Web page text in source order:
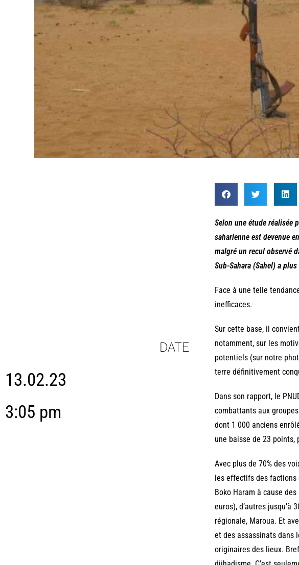
DATE
13.02.23
3:05 pm
Selon une étude réalisée
saharienne est devenue
malgré un recul observé
Sub-Sahara (Sahel) a
Face à une telle
inefficaces.
Sur cette base, il
notamment, sur les
potentiels (sur notre
terre définitivement
Dans son rapport, le
combattants aux
dont 1 000 anciens
une baisse de 23 points,
Avec plus de 70% des
les effectifs des factions
Boko Haram à cause
euros), d’autres jusqu’à
régionale, Maroua. Et
et des assassinats dans
originaires des lieux.